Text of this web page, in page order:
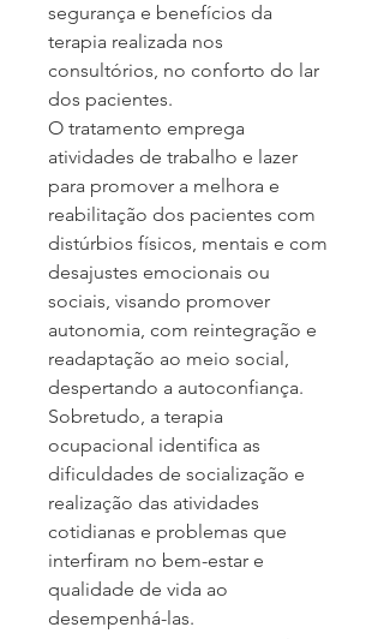
segurança e benefícios da
terapia realizada nos
consultórios, no conforto do lar
dos pacientes.
O tratamento emprega
atividades de trabalho e lazer
para promover a melhora e
reabilitação dos pacientes com
distúrbios físicos, mentais e com
desajustes emocionais ou
sociais, visando promover
autonomia, com reintegração e
readaptação ao meio social,
despertando a autoconfiança.
Sobretudo, a terapia
ocupacional identifica as
dificuldades de socialização e
realização das atividades
cotidianas e problemas que
interfiram no bem-estar e
qualidade de vida ao
desempenhá-las.